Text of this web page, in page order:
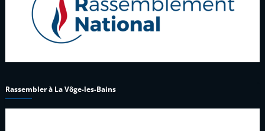
Rassembler à La Vôge-les-Bains